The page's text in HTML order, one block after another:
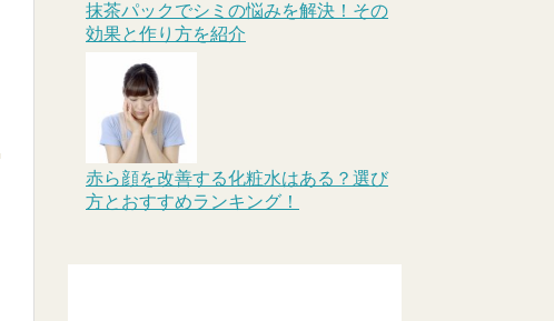
抹茶パックでシミの悩みを解決！その
効果と作り方を紹介
赤ら顔を改善する化粧水はある？選び
方とおすすめランキング！